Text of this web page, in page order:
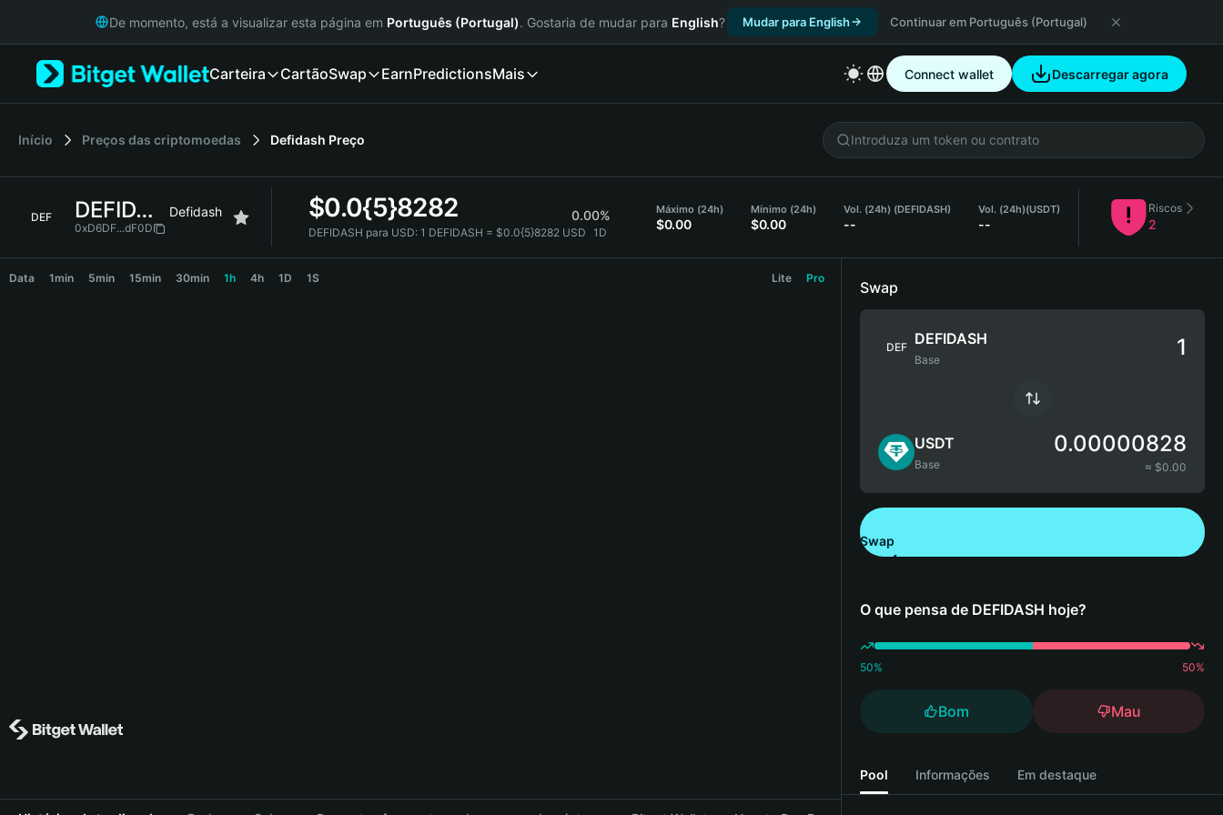
Русский
Italiano
Bahasa Indonesia
De momento, está a visualizar esta página em Português (Portugal). Gostaria de mudar para English? Mudar para English Continuar em Português (Portugal)
Carteira CartãoSwap EarnPredictionsMais Connect wallet Descarregar agora
Início Preços das criptomoedas Defidash Preço
DEF DEFIDASH Defidash
0xD6DF...dF0D
$0.0{5}8282 0.00%
DEFIDASH para USD: 1 DEFIDASH = $0.0{5}8282 USD 1D
Máximo (24h)
$0.00
Mínimo (24h)
$0.00
Vol. (24h) (DEFIDASH)
--
Vol. (24h)(USDT)
--
Riscos
2
Data 1min 5min 15min 30min 1h 4h 1D 1S Lite Pro
Swap
DEF DEFIDASH
Base
USDT
Base
0.00000828
≈ $0.00
Swap
O que pensa de DEFIDASH hoje?
50% 50%
Bom Mau
Pool Informações Em destaque